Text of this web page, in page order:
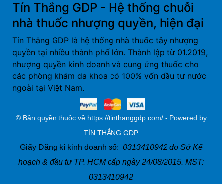
Tín Thắng GDP - Hệ thống chuỗi
nhà thuốc nhượng quyền, hiện đại
Tín Thắng GDP là hệ thống nhà thuốc tây nhượng
quyền tại nhiều thành phố lớn. Thành lập từ 01.2019,
nhượng quyền kinh doanh và cung ứng thuốc cho
các phòng khám đa khoa có 100% vốn đầu tư nước
ngoài tại Việt Nam.
© Bản quyền thuộc về https://tinthanggdp.com/ - Powered by
TÍN THẮNG GDP
Giấy Đăng kí kinh doanh số: 0313410942 do Sở Kế
hoạch & đầu tư TP. HCM cấp ngày 24/08/2015. MST:
0313410942